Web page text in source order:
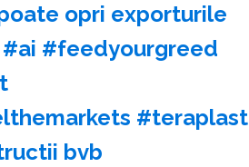
opri exporturile
#ai #feedyourgreed
#teraplast
bvb